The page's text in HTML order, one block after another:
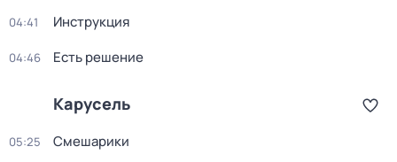
04:41 Инструкция
04:46 Есть решение
Карусель
05:25 Смешарики